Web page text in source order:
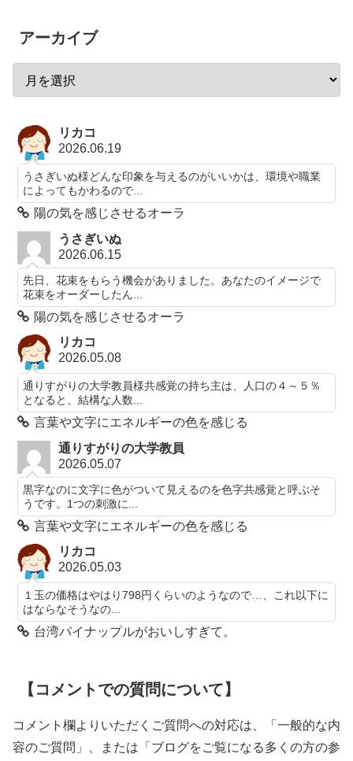
アーカイブ
リカコ
2026.06.19
うさぎいぬ様どんな印象を与えるのがいいかは、環境や職業
によってもかわるので...
陽の気を感じさせるオーラ
うさぎいぬ
2026.06.15
先日、花束をもらう機会がありました。あなたのイメージで
花束をオーダーしたん...
陽の気を感じさせるオーラ
リカコ
2026.05.08
通りすがりの大学教員様共感覚の持ち主は、人口の４～５％
となると、結構な人数...
言葉や文字にエネルギーの色を感じる
通りすがりの大学教員
2026.05.07
黒字なのに文字に色がついて見えるのを色字共感覚と呼ぶそ
うです。1つの刺激に...
言葉や文字にエネルギーの色を感じる
リカコ
2026.05.03
１玉の価格はやはり798円くらいのようなので…、これ以下に
はならなそうなの...
台湾パイナップルがおいしすぎて。
【コメントでの質問について】
コメント欄よりいただくご質問への対応は、「一般的な内
容のご質問」、または「ブログをご覧になる多くの方の参